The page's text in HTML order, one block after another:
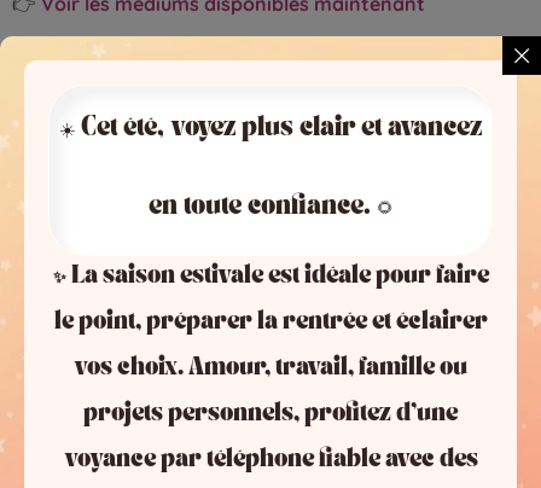
🌙 Pour un accompagnement
profond, médiumnique ou
✅ Parfait si :
vous sentez des présences
vous voulez explorer votre avenir
vous êtes en quête de sens
Voir les médiums disponibles maintenant
☀️ Cet été, voyez plus clair et avancez
en toute confiance. 🌻
✨ La saison estivale est idéale pour faire
le point, préparer la rentrée et éclairer
vos choix. Amour, travail, famille ou
projets personnels, profitez d’une
voyance par téléphone fiable avec des